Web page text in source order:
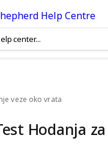
veze oko vrata
Hodanja